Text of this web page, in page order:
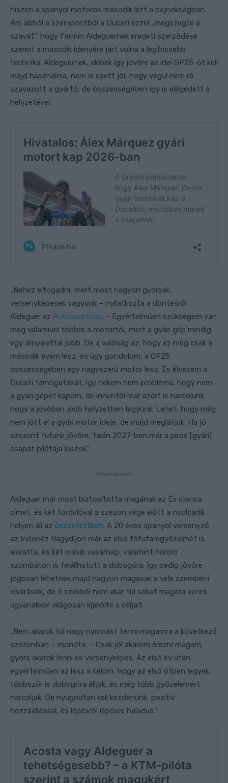
hiszen a spanyol motoros második lett a bajnokságban.
Ám abból a szempontból a Ducati ezzel „megszegte a
szavát”, hogy Fermín Aldeguernek eredeti szerződése
szerint a második idényére járt volna a legfrissebb
technika. Aldeguernek, akinek így jövőre az idei GP25-öt kell
majd használnia, nem is esett jól, hogy végül nem rá
szavazott a gyártó, de összességében így is elégedett a
helyzetével.
„Nehéz elfogadni, mert most nagyon gyorsak,
versenyképesek vagyunk – nyilatkozta a döntésről
Aldeguer az Autosportnak. – Egyértelműen szükségem van
még valamivel többre a motortól, mert a gyári gép mindig
egy árnyalattal jobb. De a valóság az, hogy ez még csak a
második évem lesz, és úgy gondolom, a GP25
összességében egy nagyszerű motor lesz. És élvezem a
Ducati támogatását, így nekem nem probléma, hogy nem
a gyári gépet kapom, de innentől már azért is harcolunk,
hogy a jövőben jobb helyzetben legyünk. Lehet, hogy még
nem jött el a gyári motor ideje, de majd meglátjuk. Ha jó
szezont futunk jövőre, talán 2027-ben már a piros [gyári]
csapat pilótája leszek.”
- Advertisement -
Aldeguer már most biztosította magának az Év újonca
címet, és két fordulóval a szezon vége előtt a nyolcadik
helyen áll az összetettben. A 20 éves spanyol versenyző
az Indonéz Nagydíjon már az első főfutamgyőzelmét is
learatta, és két másik vasárnap, valamint három
szombaton is felállhatott a dobogóra. Így pedig jövőre
jogosan lehetnek majd nagyon magasak a vele szembeni
elvárások, de ő ezekből nem akar túl sokat magára venni,
ugyanakkor világosan kijelölte a céljait.
„Nem akarok túl nagy nyomást tenni magamra a következő
szezonban – mondta. – Csak jól akarom érezni magam,
gyors akarok lenni és versenyképes. Az első év után
egyértelműen az lesz a célom, hogy az első ötben legyek,
többször is dobogóra álljak, és még több győzelemért
harcoljak. De nyugodtan kell kezdenünk, pozitív
hozzáállással, és lépésről lépésre haladva.”